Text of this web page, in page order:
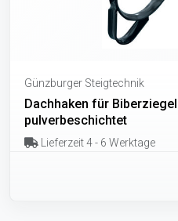
Günzburger Steigtechnik
Dachhaken für
pulverbeschichtet
Lieferzeit 4 - 6 Werktage